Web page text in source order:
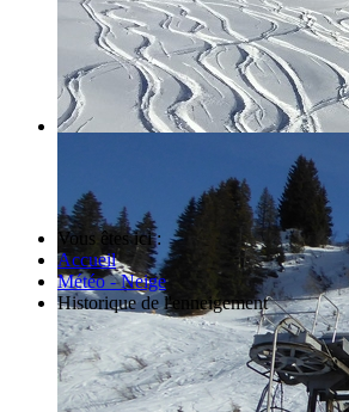
Vous êtes ici :
Accueil
Météo - Neige
Historique de l'enneigement